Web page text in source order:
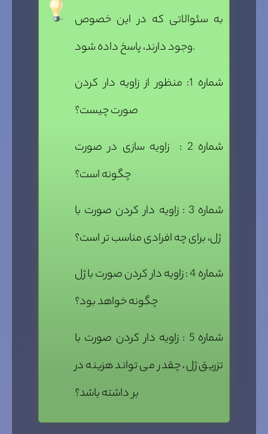
به سئوالاتی که در این خصوص
وجود دارند، پاسخ داده شود.
شماره 1: منظور از زاویه دار کردن
صورت چیست؟
شماره 2 : زاویه سازی در صورت
چگونه است؟
شماره 3 : زاویه دار کردن صورت با
ژل، برای چه افرادی مناسب تر است؟
شماره 4 : زاویه دار کردن صورت با ژل
چگونه خواهد بود؟
شماره 5 : زاویه دار کردن صورت با
تزریق ژل، چقدر می تواند هزینه در
بر داشته باشد؟